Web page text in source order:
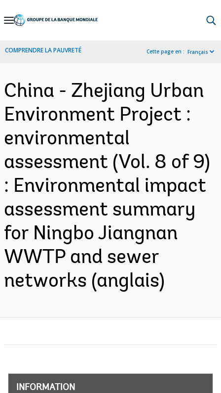
Skip
Navigation
COMPRENDRE LA PAUVRETÉ Cette page en : Français
China - Zhejiang Urban
Environment Project :
environmental
assessment (Vol. 8 of 9)
: Environmental impact
assessment summary
for Ningbo Jiangnan
WWTP and sewer
networks (anglais)
INFORMATION